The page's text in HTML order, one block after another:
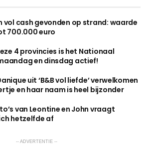
vol cash gevonden op strand: waarde
700.000 euro
4 provincies is het Nationaal
en dinsdag actief!
uit ‘B&B vol liefde’ verwelkomen
en haar naam is heel bijzonder
van Leontine en John vraagt
hetzelfde af
-- ADVERTENTIE --